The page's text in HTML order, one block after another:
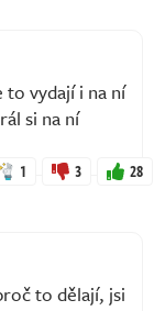
to vydají i na ní
si na ní
1 3 28
to dělají, jsi